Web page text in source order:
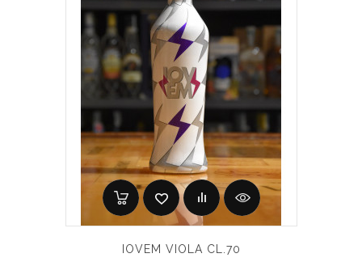
IOVEM VIOLA CL.70